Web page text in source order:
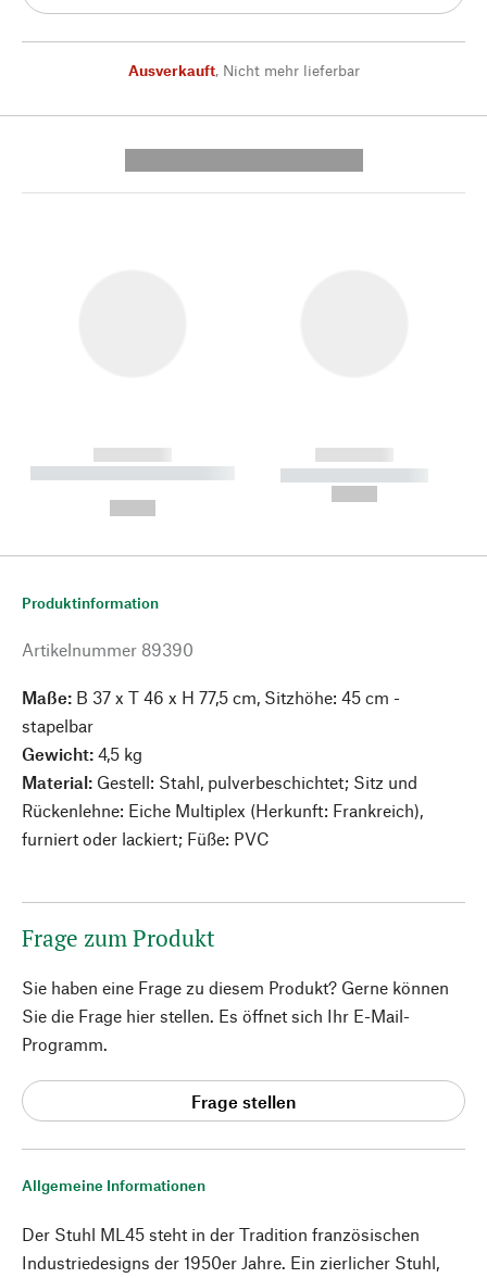
Ausverkauft, Nicht mehr lieferbar
------------
----------- ----------- --------
------------
----------- -----------
Allgemeine Informationen
Der Stuhl ML45 steht in der Tradition französischen
Industriedesigns der 1950er Jahre. Ein zierlicher Stuhl,
Produktinformation
Artikelnummer 89390
Maße: B 37 x T 46 x H 77,5 cm, Sitzhöhe: 45 cm -
stapelbar
Gewicht: 4,5 kg
Material: Gestell: Stahl, pulverbeschichtet; Sitz und
Rückenlehne: Eiche Multiplex (Herkunft: Frankreich),
furniert oder lackiert; Füße: PVC
Frage zum Produkt
Sie haben eine Frage zu diesem Produkt? Gerne können
Sie die Frage hier stellen. Es öffnet sich Ihr E-Mail-
Programm.
Frage stellen